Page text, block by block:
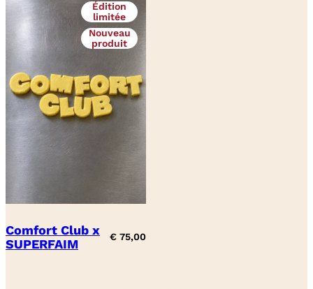
Édition
limitée
Nouveau
produit
Comfort Club x
SUPERFAIM
€ 75,00